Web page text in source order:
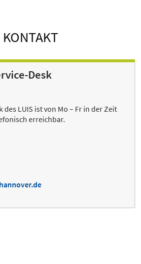
KONTAKT
Desk
des LUIS ist von Mo – Fr in der Zeit
erreichbar.